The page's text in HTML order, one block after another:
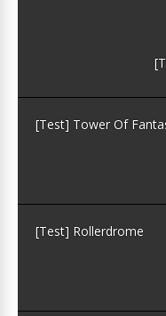
[Test] Tower Of
[Test] Rollerdrome